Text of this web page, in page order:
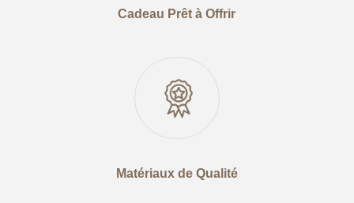
Cadeau Prêt à Offrir
Matériaux de Qualité